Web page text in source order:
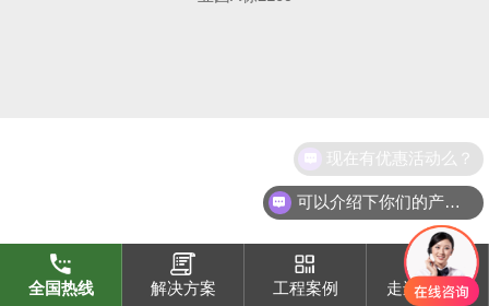
全国热线 解决方案 工程案例 走进天浩洋
可以介绍下你们的产品么？
现在有优惠活动么？